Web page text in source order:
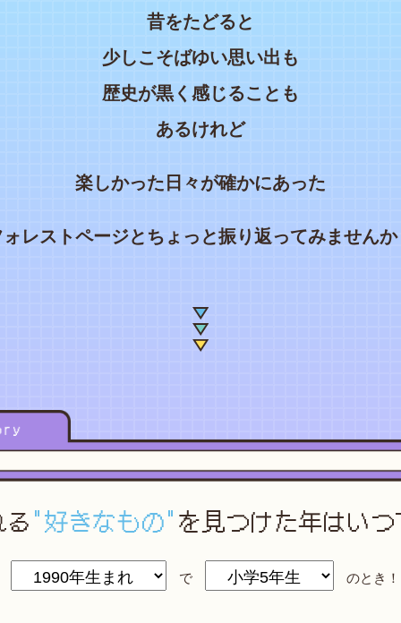
昔をたどると
少しこそばゆい思い出も
歴史が黒く感じることも
あるけれど
楽しかった日々が確かにあった
レストページとちょっと振り返ってみません
"好きなもの"を見つけた年はい
で のとき！